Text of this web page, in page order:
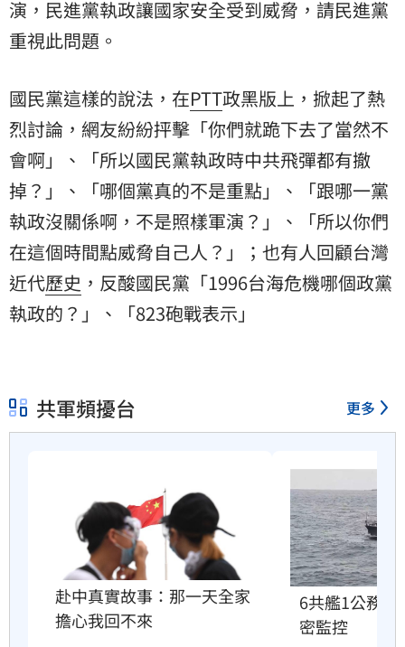
演，民進黨執政讓國家安全受到威脅，請民進黨
重視此問題。
國民黨這樣的說法，在PTT政黑版上，掀起了熱
烈討論，網友紛紛抨擊「你們就跪下去了當然不
會啊」、「所以國民黨執政時中共飛彈都有撤
掉？」、「哪個黨真的不是重點」、「跟哪一黨
執政沒關係啊，不是照樣軍演？」、「所以你們
在這個時間點威脅自己人？」；也有人回顧台灣
近代歷史 ，反酸國民黨「1996台海危機哪個政黨
執政的？」、「823砲戰表示」
共軍頻擾台 更多
赴中真實故事：那一天全家
擔心我回不來
6共艦1公務
密監控